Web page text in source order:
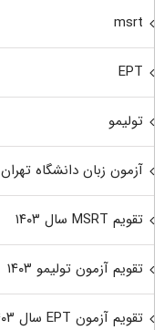
msrt
EPT
تولیمو
آزمون زبان دانشگاه تهران
تقویم MSRT سال ۱۴۰۳
تقویم آزمون تولیمو ۱۴۰۳
تقویم آزمون EPT سال ۱۴۰۳